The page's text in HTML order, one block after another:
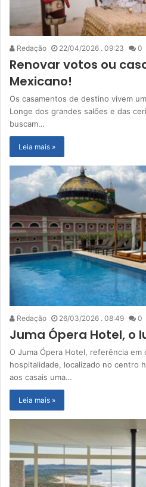
Redação 22/04/2026 . 09:23 0
Renovar votos ou
Mexicano!
Os casamentos de destino vivem
Longe dos grandes salões e das
buscam…
Leia mais »
Redação 26/03/2026 . 08:49 0
Juma Ópera Hotel, o
O Juma Ópera Hotel, referência em
hospitalidade, localizado no centro
aos casais uma…
Leia mais »